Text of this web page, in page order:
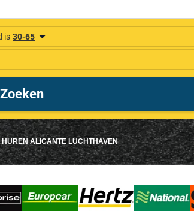
HUREN ALICANTE LUCHTHAVEN